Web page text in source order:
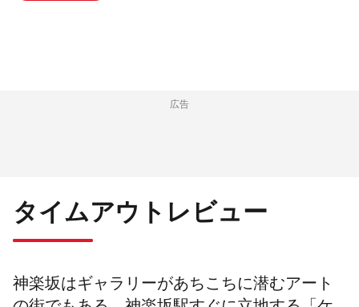
広告
タイムアウトレビュー
神楽坂はギャラリーがあちこちに潜むアート